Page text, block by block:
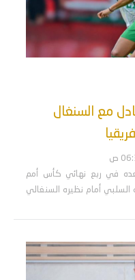
مع السنغال
في ربع نهائي كأس أمم
بعد تعادله السلبي أمام نظيره السنغالي